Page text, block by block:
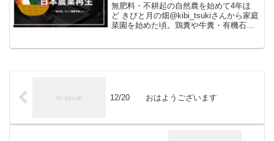
無肥料・不耕起の自然農を始めて4年ほ
ど きびと月の畑@kibi_tsukiさんから家庭
菜園を始めた頃。鶏糞や牛糞・有機石
12/20 おはようございます